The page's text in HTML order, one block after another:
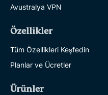
Avustralya VPN
Özellikler
Tüm Özellikleri Keşfedin
Planlar ve Ücretler
Ürünler